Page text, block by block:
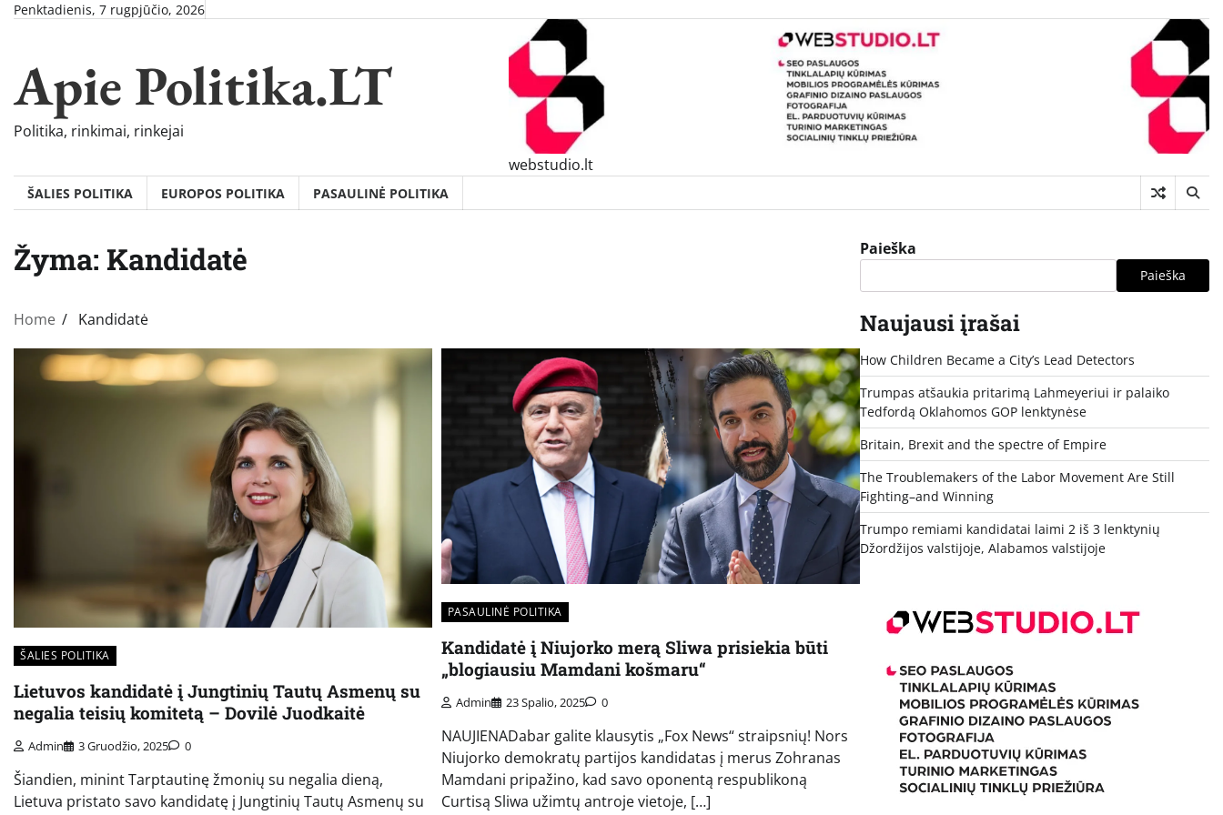
SkipPenktadienis, 7 rugpjūčio, 2026
Apie Politika.LT
Politika, rinkimai, rinkejai
webstudio.lt
ŠALIES POLITIKA EUROPOS POLITIKA PASAULINĖ POLITIKA
Žyma: Kandidatė
Home Kandidatė
ŠALIES POLITIKA
Lietuvos kandidatė į Jungtinių Tautų Asmenų su
negalia teisių komitetą – Dovilė Juodkaitė
Admin 3 Gruodžio, 2025 0
Šiandien, minint Tarptautinę žmonių su negalia dieną,
Lietuva pristato savo kandidatę į Jungtinių Tautų Asmenų su
PASAULINĖ POLITIKA
Kandidatė į Niujorko merą Sliwa prisiekia būti
„blogiausiu Mamdani košmaru“
Admin 23 Spalio, 2025 0
NAUJIENADabar galite klausytis „Fox News“ straipsnių! Nors
Niujorko demokratų partijos kandidatas į merus Zohranas
Mamdani pripažino, kad savo oponentą respublikoną
Curtisą Sliwa užimtų antroje vietoje, […]
Paieška
Paieška
Naujausi įrašai
How Children Became a City’s Lead Detectors
Trumpas atšaukia pritarimą Lahmeyeriui ir palaiko
Tedfordą Oklahomos GOP lenktynėse
Britain, Brexit and the spectre of Empire
The Troublemakers of the Labor Movement Are Still
Fighting–and Winning
Trumpo remiami kandidatai laimi 2 iš 3 lenktynių
Džordžijos valstijoje, Alabamos valstijoje